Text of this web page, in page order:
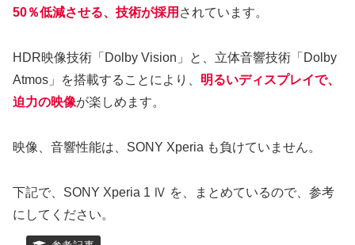
50％低減させる、技術が採用 されています。
HDR映像技術「Dolby Vision」と、立体音響技術「Dolby
Atmos」を搭載することにより、 明るいディスプレイで、
迫力の映像が楽しめます。
映像、音響性能は、SONY Xperia も負けていません。
下記で、SONY Xperia 1 Ⅳ を、まとめているので、参考
にしてください。